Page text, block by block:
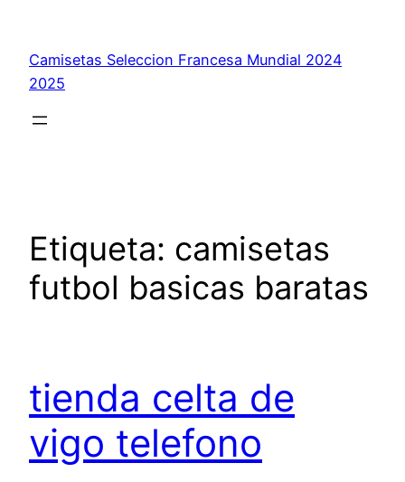
contenido
Camisetas Seleccion Francesa Mundial 2024
2025
Etiqueta: camisetas
futbol basicas baratas
tienda celta de
vigo telefono